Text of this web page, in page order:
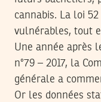
cannabis. La loi
vulnérables, tout
Une année après
n°79 – 2017, la
générale a
Or les données